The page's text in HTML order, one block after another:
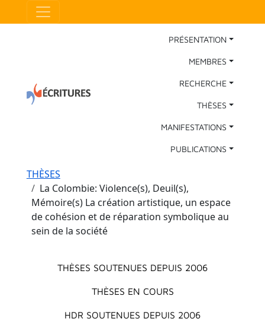
Aller au contenu principal
Main Navigation
PRÉSENTATION
MEMBRES
RECHERCHE
THÈSES
MANIFESTATIONS
PUBLICATIONS
Fil d'Ariane
THÈSES
La Colombie: Violence(s), Deuil(s),
Mémoire(s) La création artistique, un espace
de cohésion et de réparation symbolique au
sein de la société
Menu principal
THÈSES SOUTENUES DEPUIS 2006
THÈSES EN COURS
HDR SOUTENUES DEPUIS 2006
Panneau de gestion des cookies